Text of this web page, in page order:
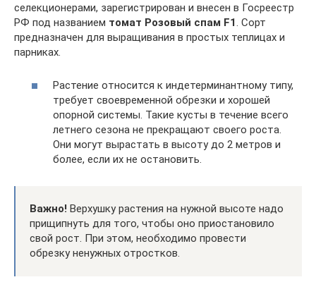
селекционерами, зарегистрирован и внесен в Госреестр
РФ под названием томат Розовый спам F1. Сорт
предназначен для выращивания в простых теплицах и
парниках.
Растение относится к индетерминантному типу,
требует своевременной обрезки и хорошей
опорной системы. Такие кусты в течение всего
летнего сезона не прекращают своего роста.
Они могут вырастать в высоту до 2 метров и
более, если их не остановить.
Важно! Верхушку растения на нужной высоте надо
прищипнуть для того, чтобы оно приостановило
свой рост. При этом, необходимо провести
обрезку ненужных отростков.